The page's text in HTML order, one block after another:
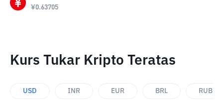
¥0.63705
Kurs Tukar Kripto Teratas
USD INR EUR BRL RUB